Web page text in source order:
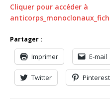
Cliquer pour accéder à
Partager :
Imprimer E-mail
Twitter Pinterest